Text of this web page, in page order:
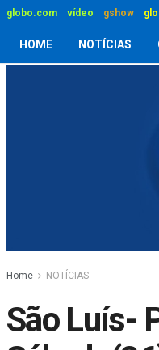
globo.com vídeo gshow
HOME NOTÍCIAS
Home NOTÍCIAS
São Luís-